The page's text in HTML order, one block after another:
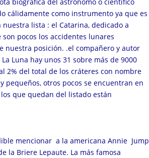
cálidamente como instrumento ya que es
lista : el Catarina, dedicado a
pocos los accidentes lunares
nuestra posición. .el compañero y autor
Luna hay unos 31 sobre más de 9000
2% del total de los cráteres con nombre
pequeños, otros pocos se encuentran en
que quedan del listado están
mencionar a la americana Annie Jump
la Briere Lepaute. La más famosa